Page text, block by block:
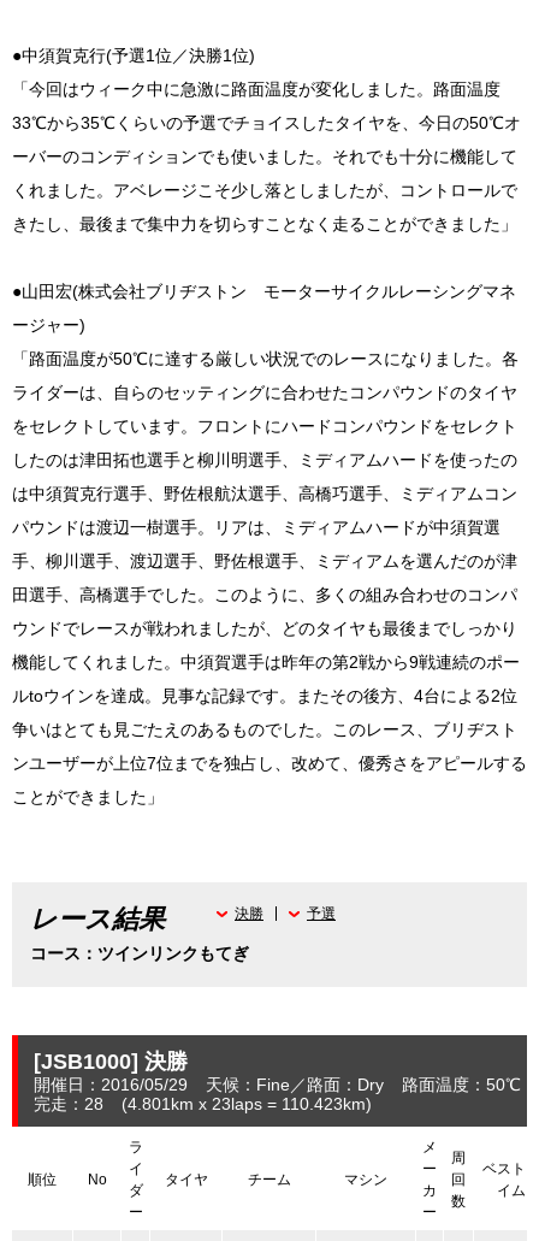
●中須賀克行(予選1位／決勝1位)
「今回はウィーク中に急激に路面温度が変化しました。路面温度
33℃から35℃くらいの予選でチョイスしたタイヤを、今日の50℃オ
ーバーのコンディションでも使いました。それでも十分に機能して
くれました。アベレージこそ少し落としましたが、コントロールで
きたし、最後まで集中力を切らすことなく走ることができました」
●山田宏(株式会社ブリヂストン モーターサイクルレーシングマネ
ージャー)
「路面温度が50℃に達する厳しい状況でのレースになりました。各
ライダーは、自らのセッティングに合わせたコンパウンドのタイヤ
をセレクトしています。フロントにハードコンパウンドをセレクト
したのは津田拓也選手と柳川明選手、ミディアムハードを使ったの
は中須賀克行選手、野佐根航汰選手、高橋巧選手、ミディアムコン
パウンドは渡辺一樹選手。リアは、ミディアムハードが中須賀選
手、柳川選手、渡辺選手、野佐根選手、ミディアムを選んだのが津
田選手、高橋選手でした。このように、多くの組み合わせのコンパ
ウンドでレースが戦われましたが、どのタイヤも最後までしっかり
機能してくれました。中須賀選手は昨年の第2戦から9戦連続のポー
ルtoウインを達成。見事な記録です。またその後方、4台による2位
争いはとても見ごたえのあるものでした。このレース、ブリヂスト
ンユーザーが上位7位までを独占し、改めて、優秀さをアピールする
ことができました」
レース結果
コース：ツインリンクもてぎ
決勝 予選
[JSB1000] 決勝
開催日：2016/05/29 天候：Fine 路面：Dry
路面温度：50℃
完走：28
(4.801km x 23laps = 110.423km)
順位 No
ラ
イ
ダ
ー
タイヤ チーム マシン
メ
ー
カ
ー
周
回
数
ベストタ
イム